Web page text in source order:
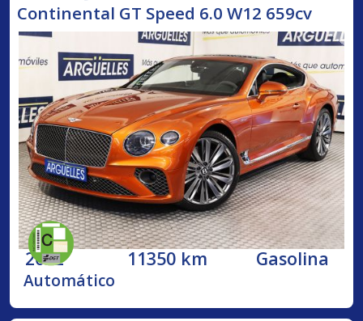
Continental GT Speed 6.0 W12 659cv
2022 11350 km Gasolina
Automático